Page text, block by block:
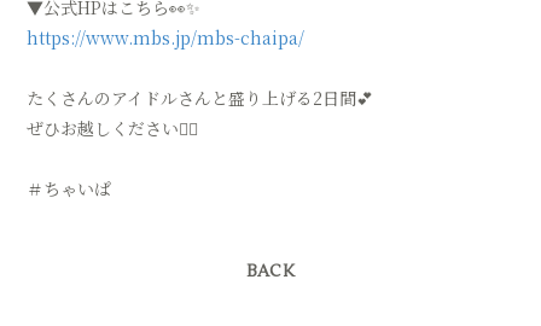
▼公式HPはこちら👀✨
https://www.mbs.jp/mbs-chaipa/
たくさんのアイドルさんと盛り上げる2日間💕
ぜひお越しください🧚‍♀️
＃ちゃいぱ
BACK